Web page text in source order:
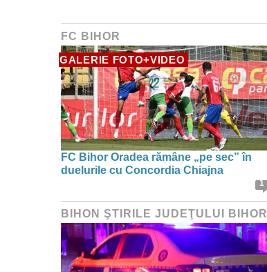
FC BIHOR
GALERIE FOTO+VIDEO
FC Bihor Oradea rămâne „pe sec” în
duelurile cu Concordia Chiajna
1
BIHON ŞTIRILE JUDEŢULUI BIHOR